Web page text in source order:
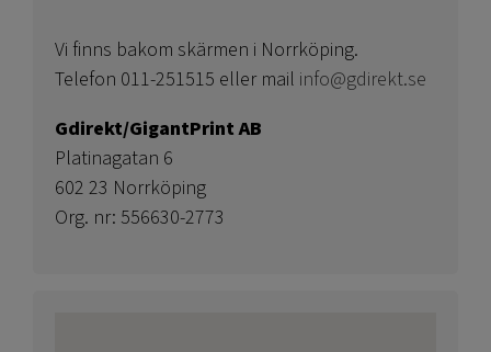
Vi finns bakom skärmen i Norrköping.
Telefon 011-251515 eller mail info@gdirekt.se
Gdirekt/GigantPrint AB
Platinagatan 6
602 23 Norrköping
Org. nr: 556630-2773